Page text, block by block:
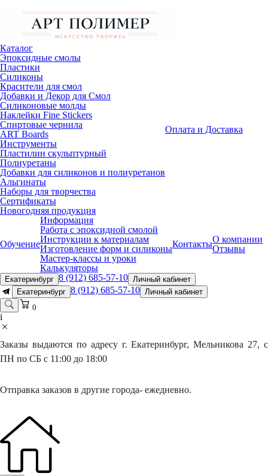
Каталог
Эпоксидные смолы
Пластики
Силиконы
Красители для смол
Добавки и Декор для Смол
Силиконовые молды
Наклейки Fine Stickers
Спиртовые чернила
ART Boards
Инструменты
Пластилин скульптурный
Полиуретаны
Добавки для силиконов и полиуретанов
Альгинаты
Наборы для творчества
Сертификаты
Новогодняя продукция
Оплата и Доставка
Обучение
Информация
Работа с эпоксидной смолой
Инструкции к материалам
Изготовление форм и силиконы
Мастер-классы и уроки
Калькуляторы
КонтактыО компании
Отзывы
Екатеринбург 8 (912) 685-57-10 Личный кабинет
Екатеринбург 8 (912) 685-57-10 Личный кабинет
0
i
Заказы выдаются по адресу г. Екатеринбург, Мельникова 27, с
ПН по СБ с 11:00 до 18:00
Отправка заказов в другие города- ежедневно.